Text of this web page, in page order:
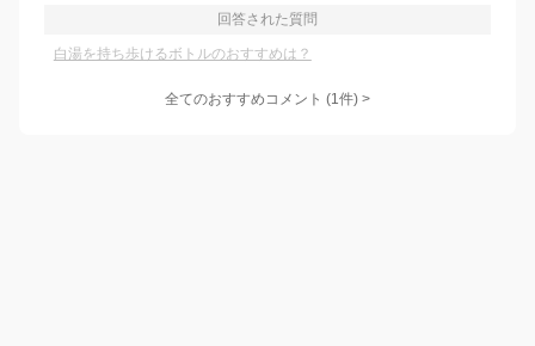
回答された質問
白湯を持ち歩けるボトルのおすすめは？
全てのおすすめコメント (1件) >